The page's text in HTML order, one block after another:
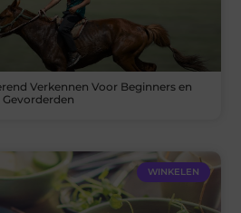
Verkennen Voor Beginners en
Gevorderden
WINKELEN